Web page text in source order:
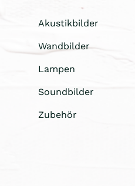
Akustikbilder
Wandbilder
Lampen
Soundbilder
Zubehör